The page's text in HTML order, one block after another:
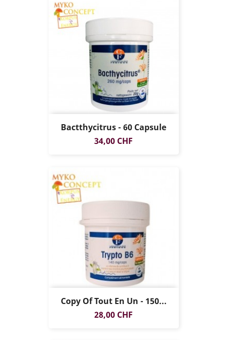
Bactthycitrus - 60 Capsule
Prezzo
34,00 CHF
Copy Of Tout En Un - 150...
Prezzo
28,00 CHF